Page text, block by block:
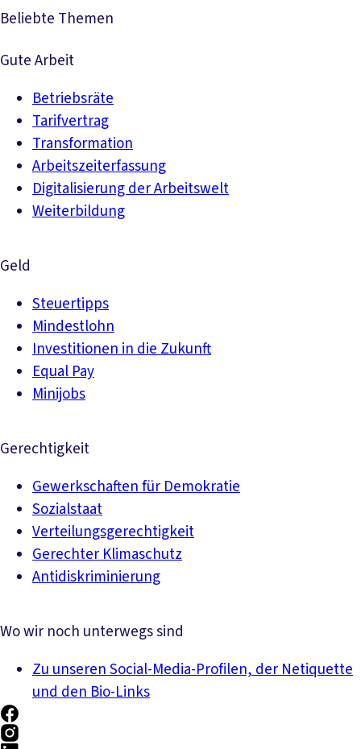
Beliebte Themen
Gute Arbeit
Betriebsräte
Tarifvertrag
Transformation
Arbeitszeiterfassung
Digitalisierung der Arbeitswelt
Weiterbildung
Geld
Steuertipps
Mindestlohn
Investitionen in die Zukunft
Equal Pay
Minijobs
Gerechtigkeit
Gewerkschaften für Demokratie
Sozialstaat
Verteilungsgerechtigkeit
Gerechter Klimaschutz
Antidiskriminierung
Wo wir noch unterwegs sind
Zu unseren Social-Media-Profilen, der Netiquette
und den Bio-Links